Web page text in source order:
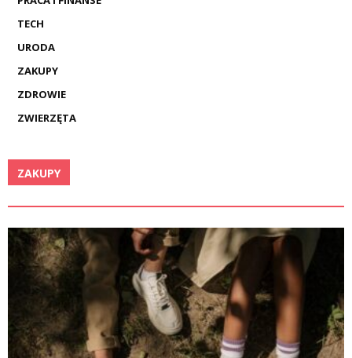
TECH
URODA
ZAKUPY
ZDROWIE
ZWIERZĘTA
ZAKUPY